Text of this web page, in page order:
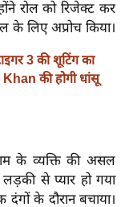
रोल को रिजेक्ट कर
के लिए अप्रोच किया।
3 की शूटिंग का
की होगी धांसू
के व्यक्ति की असल
से प्यार हो गया
के दौरान बचाया।